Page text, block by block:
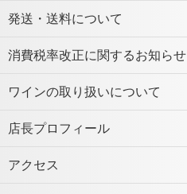
発送・送料について
消費税率改正に関するお知らせ
ワインの取り扱いについて
店長プロフィール
アクセス